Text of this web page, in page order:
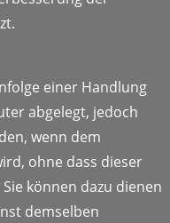
einer Handlung
abgelegt, jedoch
wenn dem
ohne dass dieser
können dazu dienen
demselben